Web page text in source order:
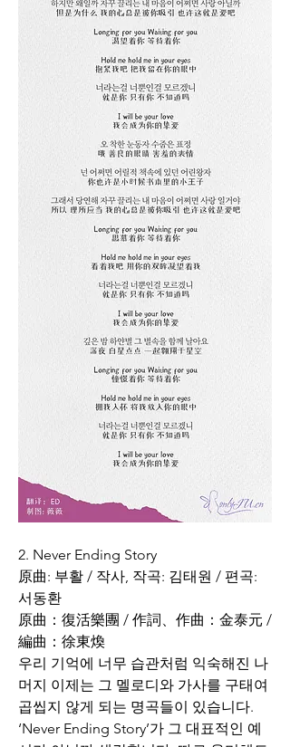
2. Never Ending Story
原曲: 부활 / 작사, 작곡: 김태원 / 편곡:
서동환
原曲：復活樂團 / 作詞、作曲：金泰元 /
編曲：徐東煥
우리 기억에 너무 습관처럼 익숙해진 나
머지 이제는 그 멜로디와 가사를 구태여
곱씹지 않게 되는 명곡들이 있습니다.
‘Never Ending Story’가 그 대표적인 예